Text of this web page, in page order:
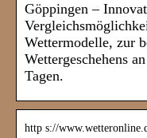
Göppingen –
Wettermodelle, zur
Wettergeschehens
Tagen.
http s://